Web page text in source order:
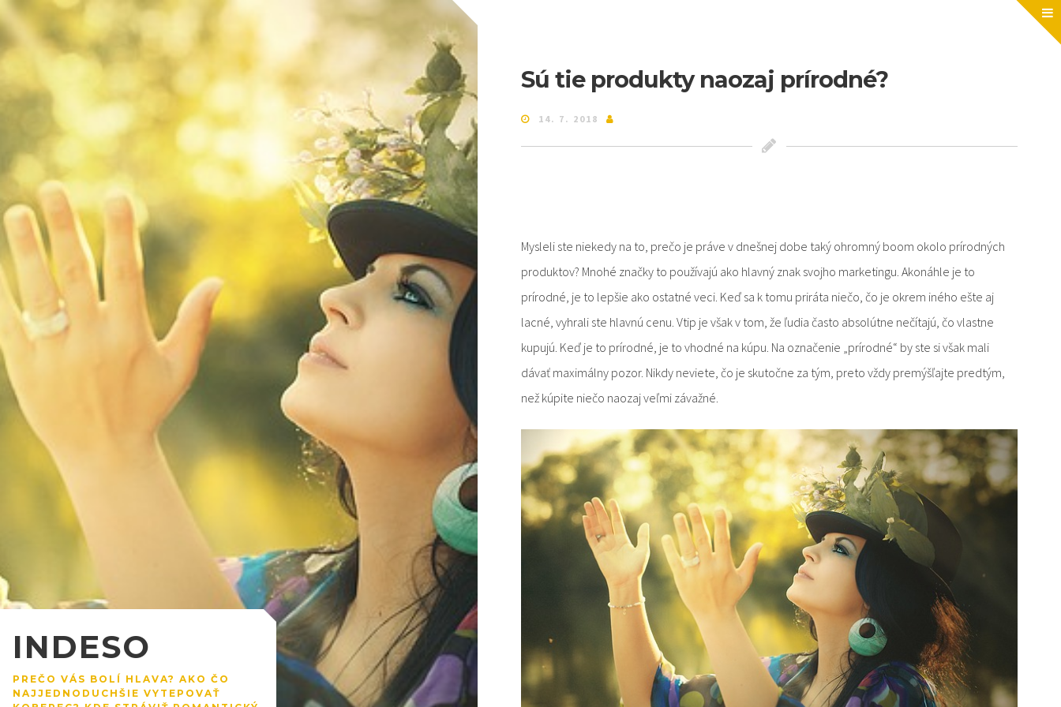
INDESO
PREČO VÁS BOLÍ HLAVA? AKO ČO
NAJJEDNODUCHŠIE VYTEPOVAŤ
Sú tie produkty naozaj prírodné?
14. 7. 2018
Mysleli ste niekedy na to, prečo je práve v dnešnej dobe taký ohromný boom okolo prírodných
produktov? Mnohé značky to používajú ako hlavný znak svojho marketingu. Akonáhle je to
prírodné, je to lepšie ako ostatné veci. Keď sa k tomu priráta niečo, čo je okrem iného ešte aj
lacné, vyhrali ste hlavnú cenu. Vtip je však v tom, že ľudia často absolútne nečítajú, čo vlastne
kupujú. Keď je to prírodné, je to vhodné na kúpu. Na označenie „prírodné“ by ste si však mali
dávať maximálny pozor. Nikdy neviete, čo je skutočne za tým, preto vždy premýšľajte predtým,
než kúpite niečo naozaj veľmi závažné.